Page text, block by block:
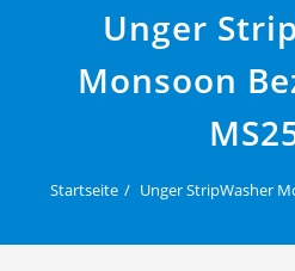
Unger
Monsoon
Startseite Unger StripWasher